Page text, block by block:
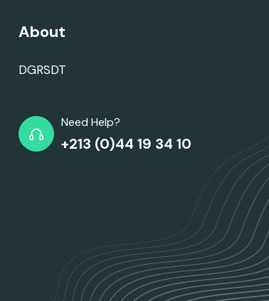
About
DGRSDT
Need Help?
+213 (0)44 19 34 10